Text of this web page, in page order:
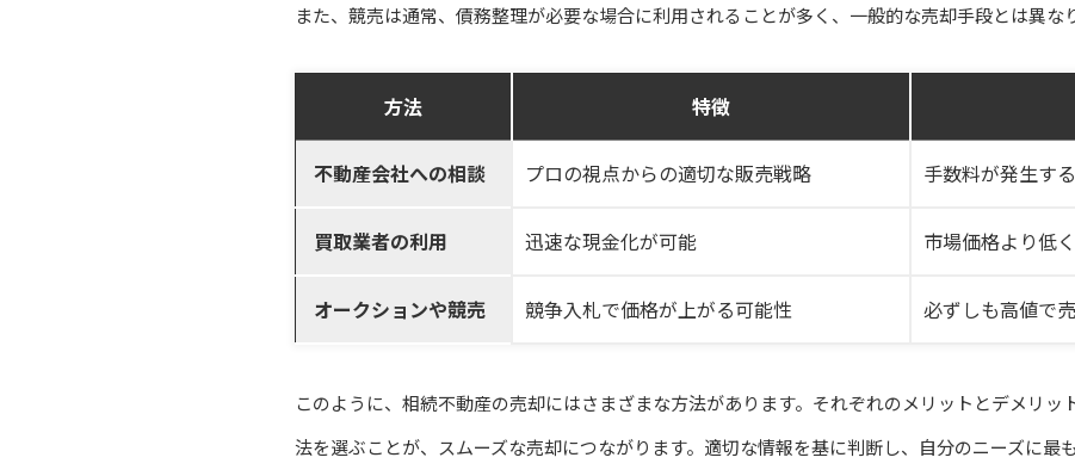
また、競売は通常、債務整理が必要な場合に利用されることが多く、一般的な売却手段とは異な
方法 特徴
不動産会社への相談 プロの視点からの適切な販売戦略 手数料が発生す
買取業者の利用 迅速な現金化が可能 市場価格より低
オークションや競売 競争入札で価格が上がる可能性 必ずしも高値で
このように、相続不動産の売却にはさまざまな方法があります。それぞれのメリットとデメリッ
法を選ぶことが、スムーズな売却につながります。適切な情報を基に判断し、自分のニーズに最